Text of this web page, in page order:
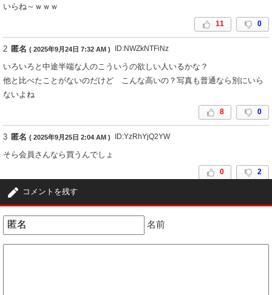
いらね～ｗｗｗ
11 0
2 匿名 ( 2025年9月24日 7:32 AM ) ID:NWZkNTFiNz
いろいろと中途半端な人のこういうの欲しい人いるかな？
他と比べたことがないのだけど こんな高いの？写真も普通なら別にいら
ないよね
8 0
3 匿名 ( 2025年9月25日 2:04 AM ) ID:YzRhYjQ2YW
そら会員さんなら買うんでしょ
0 2
コメントを残す
名前